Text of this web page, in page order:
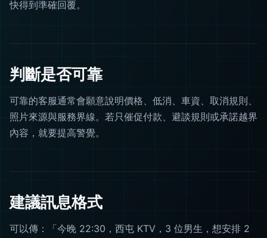
快得到準確回覆。
判斷是否可靠
可靠的客服通常會願意說明價格、低消、車資、取消規則、
照片來源與服務界線。若只催促付款、避談規則或承諾越界
內容，就要提高警覺。
建議訊息格式
可以傳：「今晚 22:30，西屯 KTV，3 位男生，想安排 2